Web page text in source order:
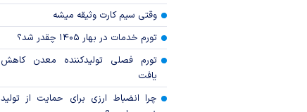
وقتی سیم کارت وثیقه میشه
تورم خدمات در بهار ۱۴۰۵ چقدر شد؟
تورم فصلی تولیدکننده معدن کاهش
یافت
چرا انضباط ارزی برای حمایت از تولید